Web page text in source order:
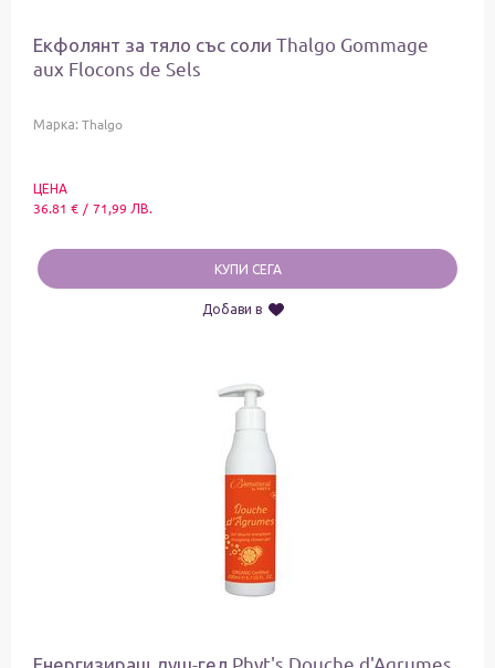
Екфолянт за тяло със соли Thalgo Gommage
aux Flocons de Sels
Марка: Thalgo
ЦЕНА
36.81 € / 71,99 ЛВ.
КУПИ СЕГА
Добави в
Енергизиращ душ-гел Phyt's Douche d'Agrumes